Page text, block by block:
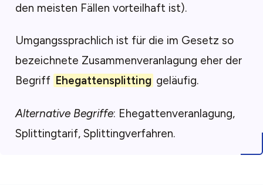
den meisten Fällen vorteilhaft ist).
Umgangssprachlich ist für die im Gesetz so
bezeichnete Zusammenveranlagung eher der
Begriff Ehegattensplitting geläufig.
Alternative Begriffe: Ehegattenveranlagung,
Splittingtarif, Splittingverfahren.